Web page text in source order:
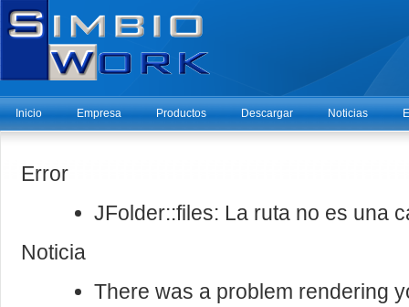
Inicio Empresa Productos Descargar Noticias
Error
JFolder::files: La ruta no es una
Noticia
There was a problem rendering